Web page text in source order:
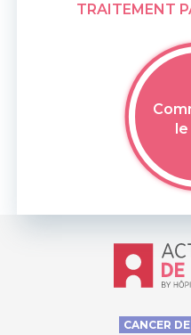
TRAITEMENT
le
Accueil -
CANCER